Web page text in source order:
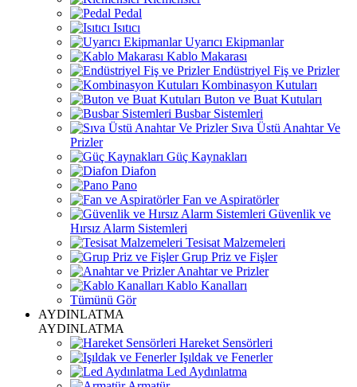
Pedal
Isıtıcı
Uyarıcı Ekipmanlar
Kablo Makarası
Endüstriyel Fiş ve Prizler
Kombinasyon Kutuları
Buton ve Buat Kutuları
Busbar Sistemleri
Sıva Üstü Anahtar Ve
Prizler
Güç Kaynakları
Diafon
Pano
Fan ve Aspiratörler
Güvenlik ve
Hırsız Alarm Sistemleri
Tesisat Malzemeleri
Grup Priz ve Fişler
Anahtar ve Prizler
Kablo Kanalları
Tümünü Gör
AYDINLATMA
AYDINLATMA
Hareket Sensörleri
Işıldak ve Fenerler
Led Aydınlatma